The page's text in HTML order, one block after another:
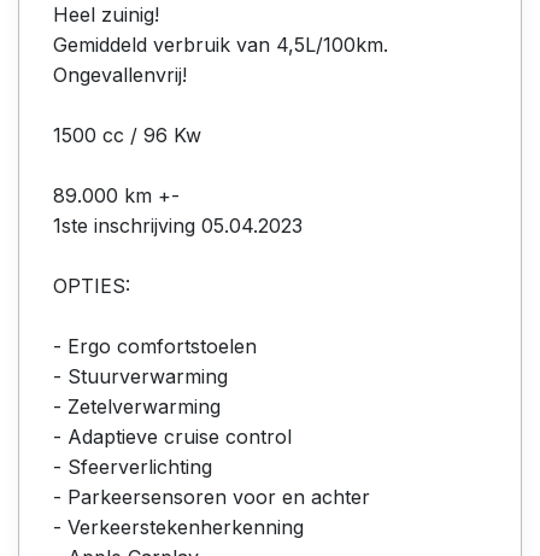
Heel zuinig!
Gemiddeld verbruik van 4,5L/100km.
Ongevallenvrij!
1500 cc / 96 Kw
89.000 km +-
1ste inschrijving 05.04.2023
OPTIES:
- Ergo comfortstoelen
- Stuurverwarming
- Zetelverwarming
- Adaptieve cruise control
- Sfeerverlichting
- Parkeersensoren voor en achter
- Verkeerstekenherkenning